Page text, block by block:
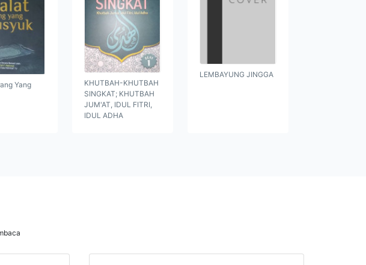
Yang
KHUTBAH-KHUTBAH
SINGKAT; KHUTBAH
JUM'AT, IDUL FITRI,
IDUL ADHA
LEMBAYUNG JINGGA